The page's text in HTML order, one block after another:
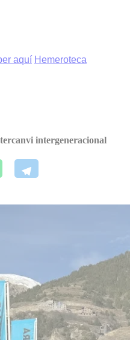
aquí Hemeroteca
intergeneracional